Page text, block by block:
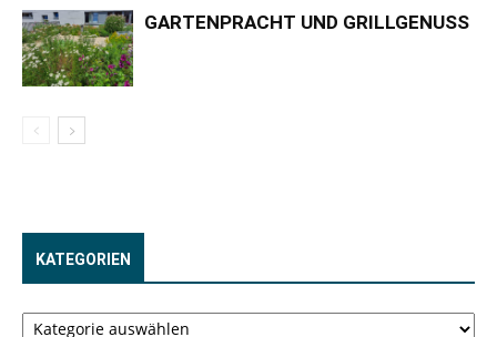
GARTENPRACHT UND GRILLGENUSS
KATEGORIEN
Kategorien